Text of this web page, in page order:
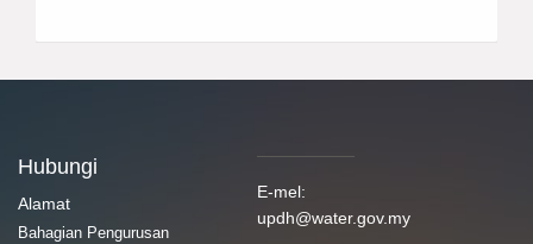
Hubungi
Alamat
Bahagian Pengurusan
E-mel:
updh@water.gov.my